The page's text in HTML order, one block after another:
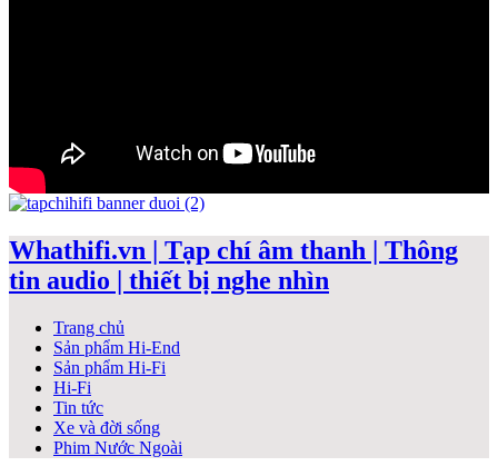
Whathifi.vn | Tạp chí âm thanh | Thông
tin audio | thiết bị nghe nhìn
Trang chủ
Sản phẩm Hi-End
Sản phẩm Hi-Fi
Hi-Fi
Tin tức
Xe và đời sống
Phim Nước Ngoài